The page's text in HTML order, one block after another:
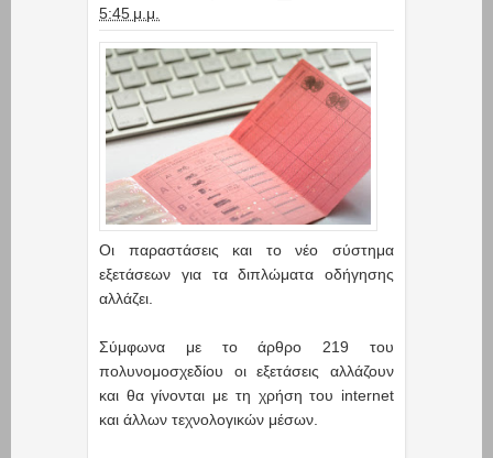
5:45 μ.μ.
Οι παραστάσεις και το νέο σύστημα
εξετάσεων για τα διπλώματα οδήγησης
αλλάζει.
Σύμφωνα με το άρθρο 219 του
πολυνομοσχεδίου οι εξετάσεις αλλάζουν
και θα γίνονται με τη χρήση του internet
και άλλων τεχνολογικών μέσων.